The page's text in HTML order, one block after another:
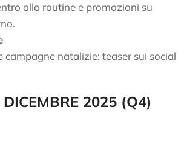
alla routine e promozioni su
campagne natalizie: teaser sui social
DICEMBRE 2025 (Q4)